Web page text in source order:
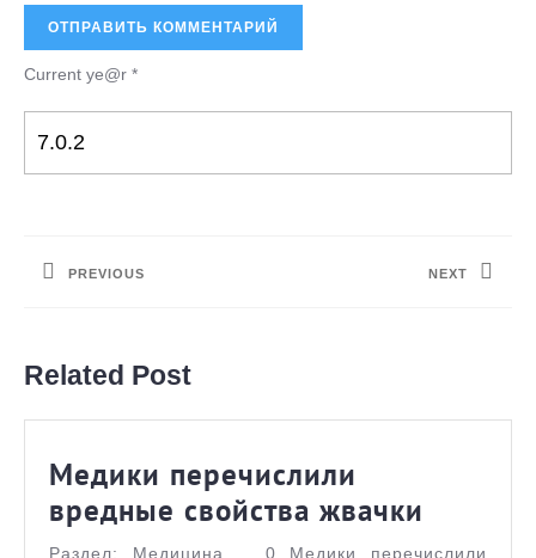
Current ye@r *
записям
PREVIOUS NEXT
Related Post
Медики перечислили
вредные свойства жвачки
Раздел: Медицина 0 Медики перечислили